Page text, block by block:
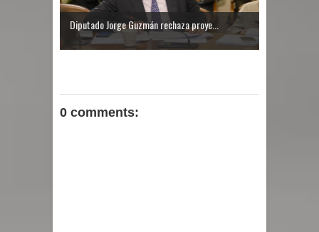
Diputado Jorge Guzmán rechaza proye...
0 comments: